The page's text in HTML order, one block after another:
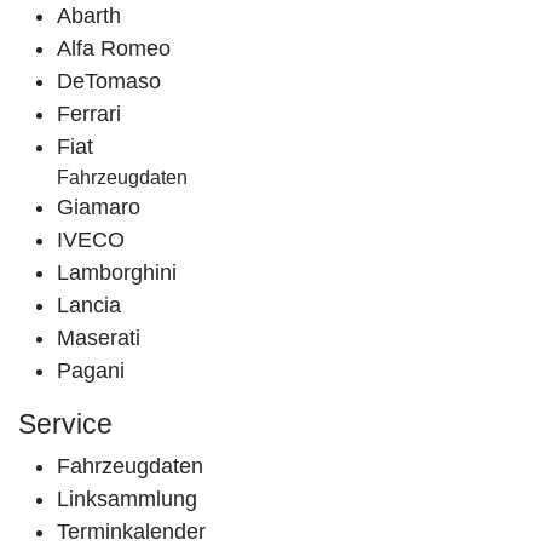
Abarth
Alfa Romeo
DeTomaso
Ferrari
Fiat
Fahrzeugdaten
Giamaro
IVECO
Lamborghini
Lancia
Maserati
Pagani
Service
Fahrzeugdaten
Linksammlung
Terminkalender